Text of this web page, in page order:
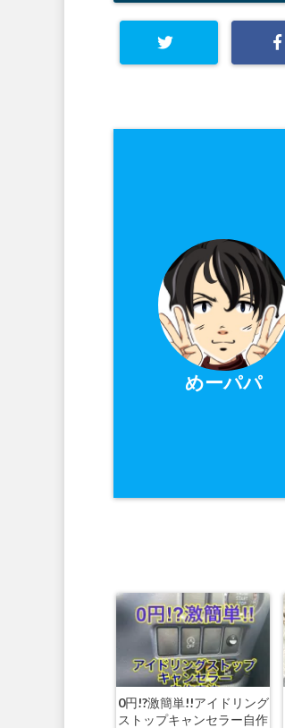
めーパパ
0円!?激簡単!!アイドリング
ストップキャンセラー自作